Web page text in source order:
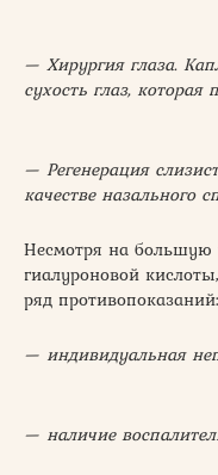
— Хирургия глаза.
сухость глаз, которая
— Регенерация
качестве назального
Несмотря на большую
гиалуроновой
ряд противопоказаний:
— индивидуальная
— наличие